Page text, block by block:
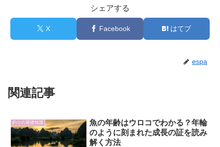
シェアする
X Facebook はてブ
espa
関連記事
釣りの基礎知識
魚の年齢はウロコでわかる？年輪
のように刻まれた成長の証を読み
解く方法